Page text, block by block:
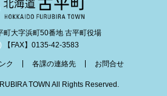
大字浜町50番地 古平町役場
【FAX】0135-42-3583
ク 各課の連絡先 お問合せ
TOWN All Rights Reserved.